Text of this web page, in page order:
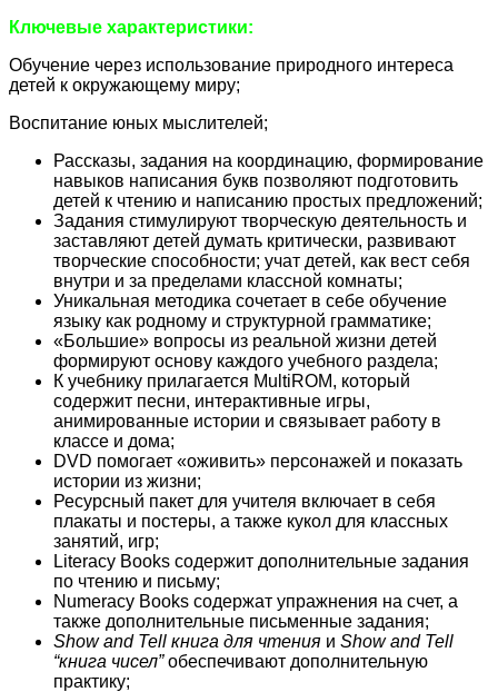
Ключевые характеристики:
Обучение через использование природного интереса
детей к окружающему миру;
Воспитание юных мыслителей;
Рассказы, задания на координацию, формирование
навыков написания букв позволяют подготовить
детей к чтению и написанию простых предложений;
Задания стимулируют творческую деятельность и
заставляют детей думать критически, развивают
творческие способности; учат детей, как вест себя
внутри и за пределами классной комнаты;
Уникальная методика сочетает в себе обучение
языку как родному и структурной грамматике;
«Большие» вопросы из реальной жизни детей
формируют основу каждого учебного раздела;
К учебнику прилагается MultiROM, который
содержит песни, интерактивные игры,
анимированные истории и связывает работу в
классе и дома;
DVD помогает «оживить» персонажей и показать
истории из жизни;
Ресурсный пакет для учителя включает в себя
плакаты и постеры, а также кукол для классных
занятий, игр;
Literacy Books содержит дополнительные задания
по чтению и письму;
Numeracy Books содержат упражнения на счет, а
также дополнительные письменные задания;
Show and Tell книга для чтения и Show and Tell
“книга чисел”обеспечивают дополнительную
практику;